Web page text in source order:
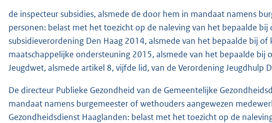
de inspecteur subsidies, alsmede de door hem in mandaat namens
personen: belast met het toezicht op de naleving van het bepaalde bij
subsidieverordening Den Haag 2014, alsmede van het bepaalde bij
maatschappelijke ondersteuning 2015, alsmede van het bepaalde bij
Jeugdwet, alsmede artikel 8, vijfde lid, van de Verordening Jeugdhulp
De directeur Publieke Gezondheid van de Gemeentelijke
mandaat namens burgemeester of wethouders aangewezen
Gezondheidsdienst Haaglanden: belast met het toezicht op de